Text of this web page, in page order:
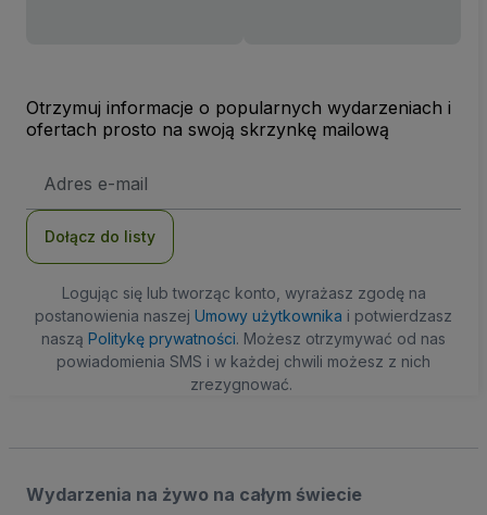
Otrzymuj informacje o popularnych wydarzeniach i
ofertach prosto na swoją skrzynkę mailową
e-
Dołącz do listy
Logując się lub tworząc konto, wyrażasz zgodę na
postanowienia naszej Umowy użytkownika i potwierdzasz
naszą Politykę prywatności. Możesz otrzymywać od nas
powiadomienia SMS i w każdej chwili możesz z nich
zrezygnować.
Wydarzenia na żywo na całym świecie